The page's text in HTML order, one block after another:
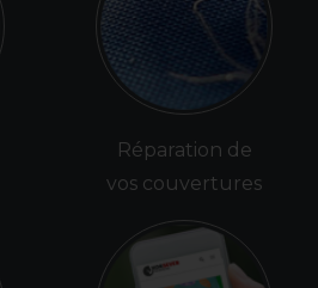
Réparation de
vos couvertures